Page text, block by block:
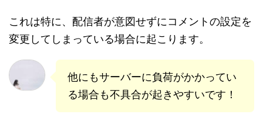
これは特に、配信者が意図せずにコメントの設定を
変更してしまっている場合に起こります。
他にもサーバーに負荷がかかってい
る場合も不具合が起きやすいです！